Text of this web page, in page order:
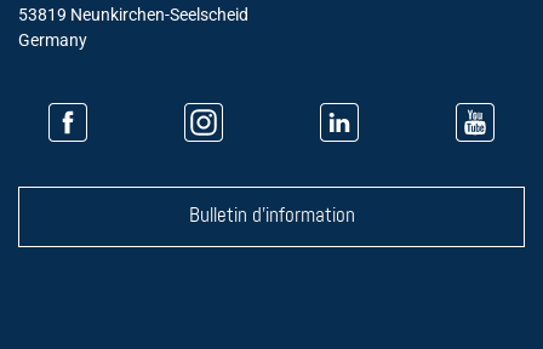
53819 Neunkirchen-Seelscheid
Germany
Bulletin d'information